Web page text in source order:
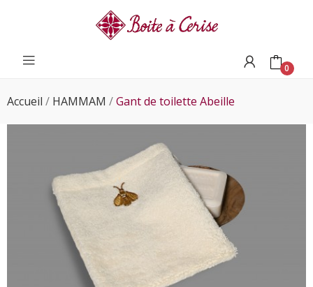
0
Accueil HAMMAM Gant de toilette Abeille